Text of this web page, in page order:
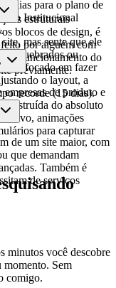
estruturais
blocos de design, é
por alguém com
o funcionamento do
previamente.
dias para o plano de
Institucional
mas sente que ele
quebrados ou
É focado em fazer
o layout, a
recorde (15 dias).
de produto e
do absoluto
animações
para capturar
de um site maior, com
que demandam
Também é
de serviços
minutos você descobre
momento. Sem
comigo.